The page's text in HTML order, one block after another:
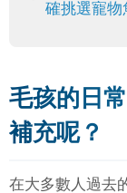
確挑選寵物
毛孩的日
補充呢？
在大多數人過去